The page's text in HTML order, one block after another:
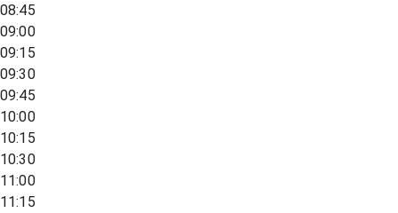
08:45
09:00
09:15
09:30
09:45
10:00
10:15
10:30
11:00
11:15